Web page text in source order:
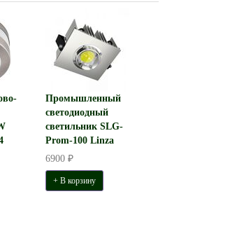
Промышленный
светодиодный
светильник SLG-
Prom-100 Linza
6900 ₽
+ В корзину